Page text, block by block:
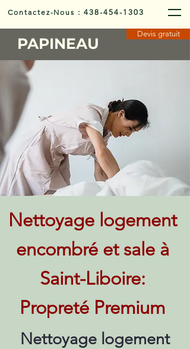
Contactez-Nous :438-454-1303
PAPINEAU
Devis gratuit
Nettoyage logement
encombré et sale à
Saint-Liboire:
Propreté Premium
Nettoyage logement